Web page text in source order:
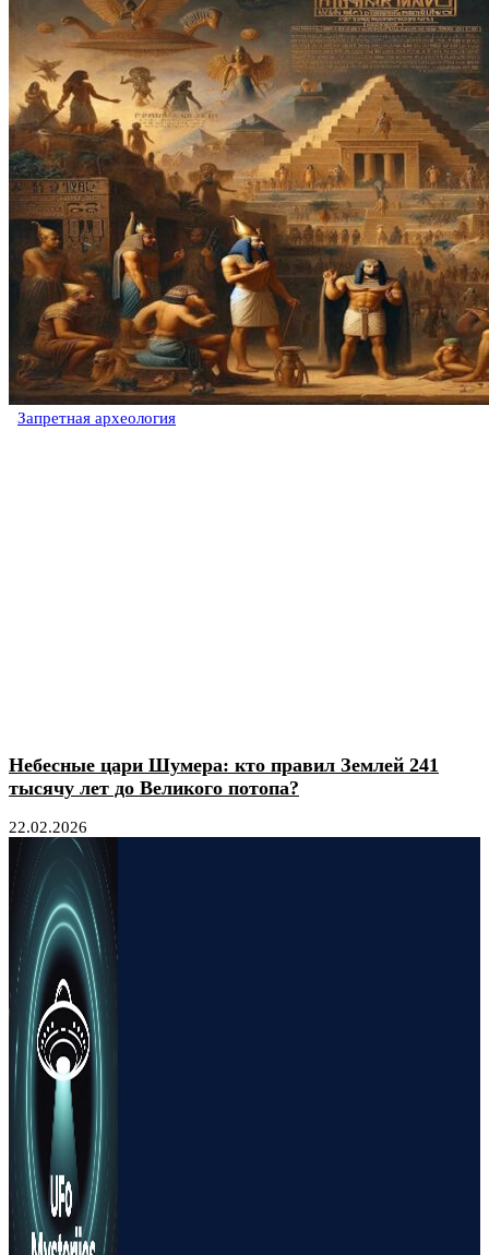
Запретная археология
Небесные цари Шумера: кто правил Землей 241
тысячу лет до Великого потопа?
22.02.2026